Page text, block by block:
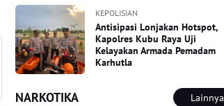
KEPOLISIAN
Antisipasi Lonjakan Hotspot,
Kapolres Kubu Raya Uji
Kelayakan Armada Pemadam
Karhutla
NARKOTIKA Lainnya